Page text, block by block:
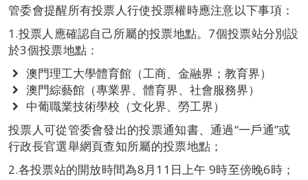
管委會提醒所有投票人行使投票權時應注意以下事項：
1.投票人應確認自己所屬的投票地點。7個投票站分別設
於3個投票地點：
澳門理工大學體育館（工商、金融界；教育界）
澳門綜藝館（專業界、體育界、社會服務界）
中葡職業技術學校（文化界、勞工界）
投票人可從管委會發出的投票通知書、通過“一戶通”或
行政長官選舉網頁查知所屬的投票地點；
2.各投票站的開放時間為8月11日上午 9時至傍晚6時；